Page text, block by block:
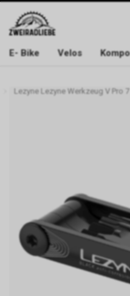
E- Bike Velos
Lezyne Lezyne Werkzeug V Pro